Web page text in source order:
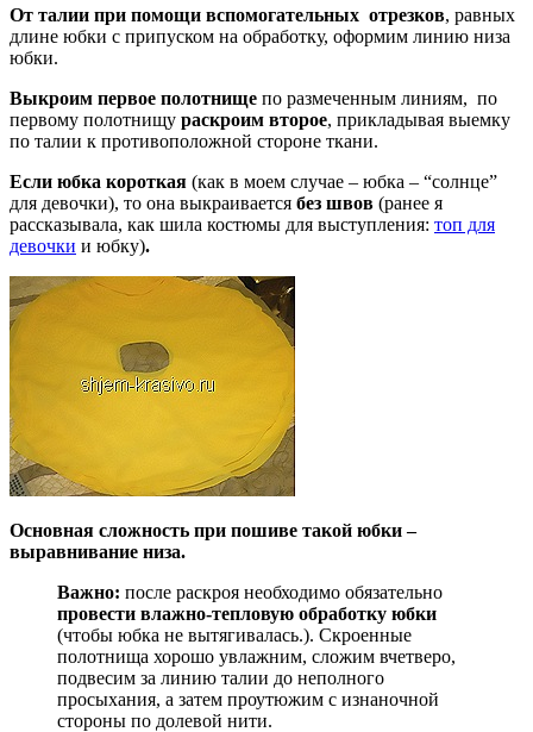
От талии при помощи вспомогательных отрезков, равных
длине юбки с припуском на обработку, оформим линию низа
юбки.
Выкроим первое полотнище по размеченным линиям, по
первому полотнищу раскроим второе, прикладывая выемку
по талии к противоположной стороне ткани.
Если юбка короткая (как в моем случае – юбка – “солнце”
для девочки), то она выкраивается без швов (ранее я
рассказывала, как шила костюмы для выступления: топ для
девочки и юбку).
Основная сложность при пошиве такой юбки –
выравнивание низа.
Важно: после раскроя необходимо обязательно
провести влажно-тепловую обработку юбки
(чтобы юбка не вытягивалась.). Скроенные
полотнища хорошо увлажним, сложим вчетверо,
подвесим за линию талии до неполного
просыхания, а затем проутюжим с изнаночной
стороны по долевой нити.